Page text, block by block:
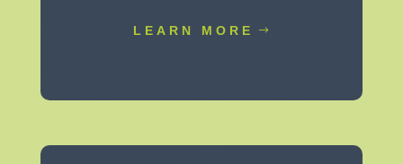
LEARN MORE